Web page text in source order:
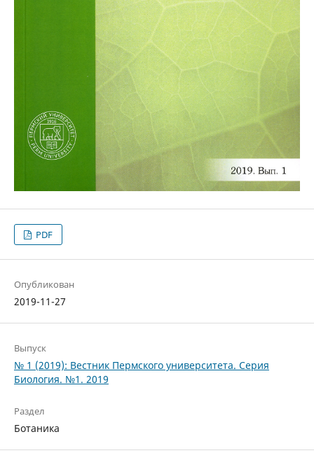
PDF
Опубликован
2019-11-27
Выпуск
№ 1 (2019): Вестник Пермского университета. Серия
Биология. №1. 2019
Раздел
Ботаника